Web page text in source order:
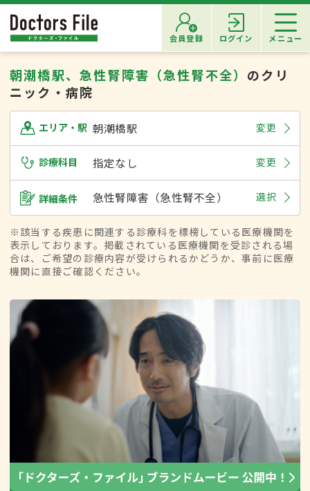
会員登録 ログイン メニュー
朝潮橋駅、急性腎障害（急性腎不全） のクリ
ニック・病院
エリア・駅 朝潮橋駅 変更
診療科目 指定なし 変更
詳細条件 急性腎障害（急性腎不全） 選択
※該当する疾患に関連する診療科を標榜している医療機関を
表示しております。掲載されている医療機関を受診される場
合は、ご希望の診療内容が受けられるかどうか、事前に医療
機関に直接ご確認ください。